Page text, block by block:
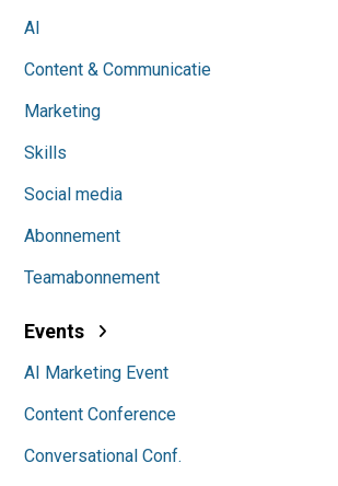
AI
Content & Communicatie
Marketing
Skills
Social media
Abonnement
Teamabonnement
Events
AI Marketing Event
Content Conference
Conversational Conf.